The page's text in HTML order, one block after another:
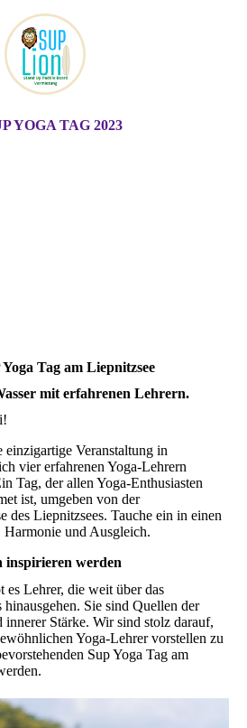
YOGA TAG 2023
Tag am Liepnitzsee
mit erfahrenen Lehrern.
einzigartige Veranstaltung in
vier erfahrenen Yoga-Lehrern
Tag, der allen Yoga-Enthusiasten
ist, umgeben von der
des Liepnitzsees. Tauche ein in einen
und Ausgleich.
inspirieren werden
es Lehrer, die weit über das
Sie sind Quellen der
Stärke. Wir sind stolz darauf,
Yoga-Lehrer vorstellen zu
Sup Yoga Tag am